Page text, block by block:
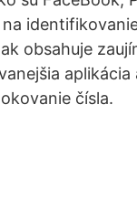
obsahuje
čísla.